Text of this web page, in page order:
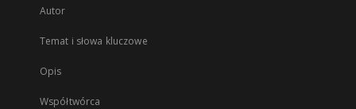
Autor
Temat i słowa kluczowe
Opis
Współtwórca